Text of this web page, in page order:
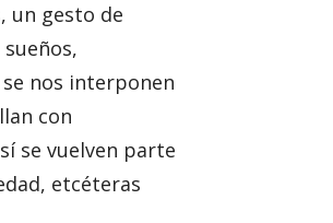
un gesto de
nos interponen
con
se vuelven parte
etcéteras